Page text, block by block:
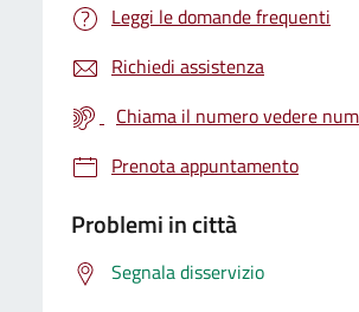
Leggi le domande frequenti
Richiedi assistenza
Chiama il numero vedere
Prenota appuntamento
Problemi in città
Segnala disservizio